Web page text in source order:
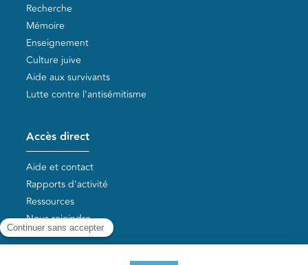
Recherche
Mémoire
Enseignement
Culture juive
Aide aux survivants
Lutte contre l'antisémitisme
Accès direct
Aide et contact
Rapports d'activité
Ressources
Nous rejoindre